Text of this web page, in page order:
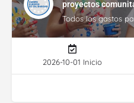
proyectos
Todos los gastos
2026-10-01 Inicio